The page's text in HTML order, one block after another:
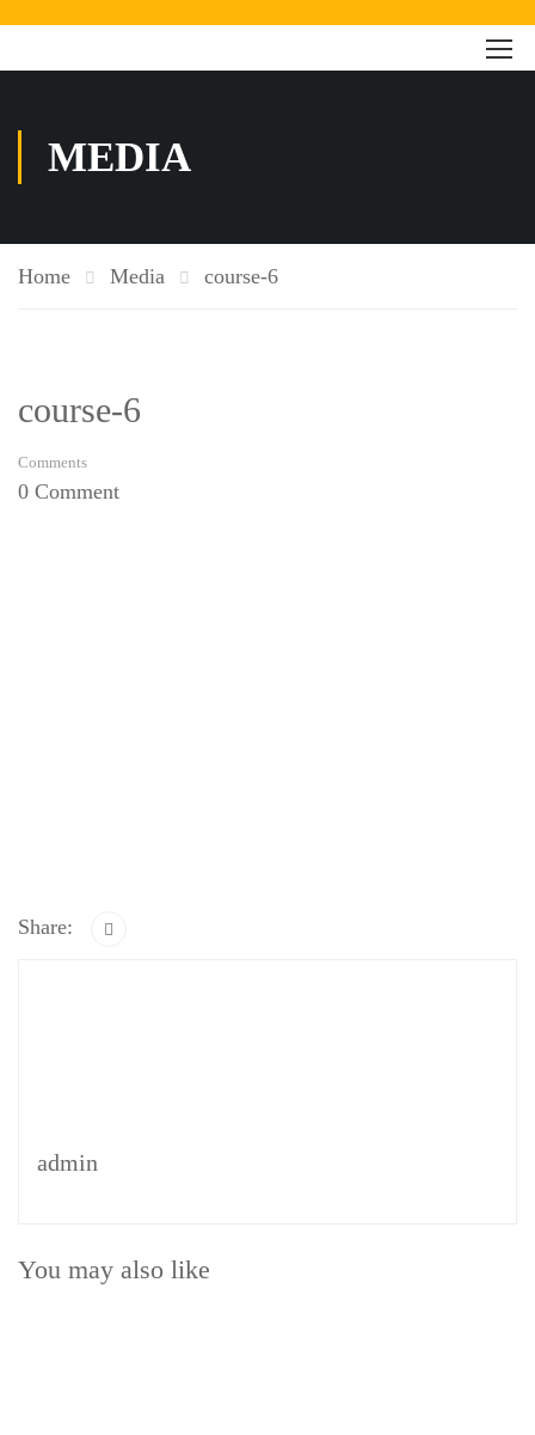
MEDIA
Home Media course-6
course-6
Comments
0 Comment
Share:
admin
You may also like